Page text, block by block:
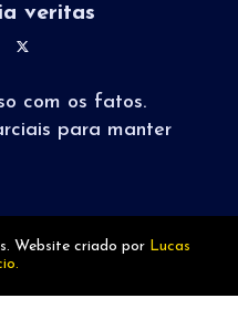
veritas
com os fatos.
para manter
Website criado por Lucas